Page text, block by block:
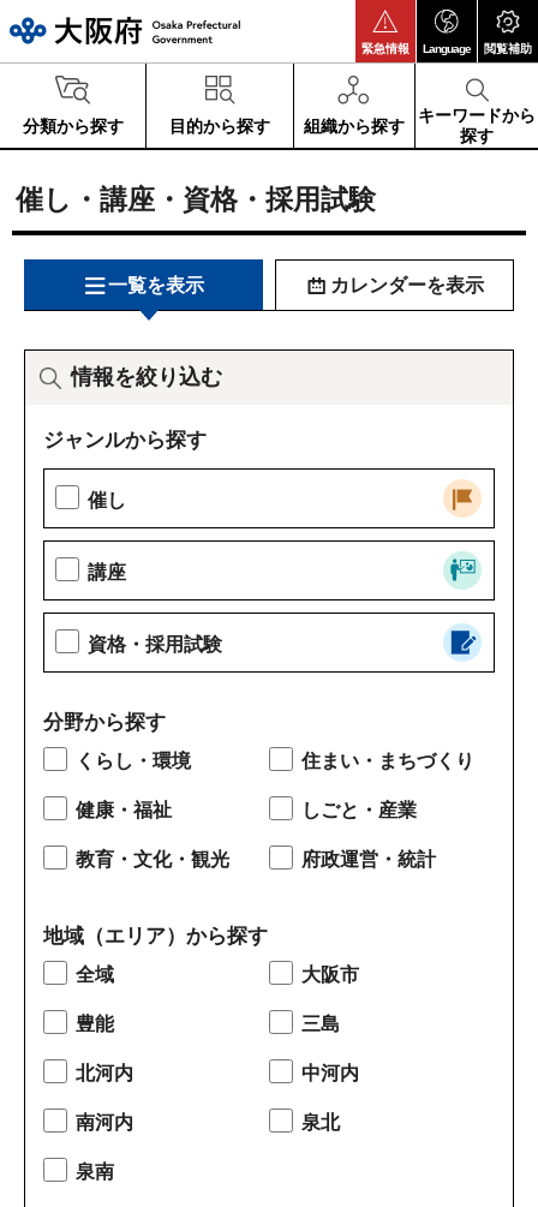
緊急情報 Language 閲覧補助
分類から探す 目的から探す 組織から探す
キーワードから
探す
催し・講座・資格・採用試験
一覧を表示 カレンダーを表示
情報を絞り込む
ジャンルから探す
催し
講座
資格・採用試験
分野から探す
くらし・環境 住まい・まちづくり
健康・福祉 しごと・産業
教育・文化・観光 府政運営・統計
地域（エリア）から探す
全域 大阪市
豊能 三島
北河内 中河内
南河内 泉北
泉南